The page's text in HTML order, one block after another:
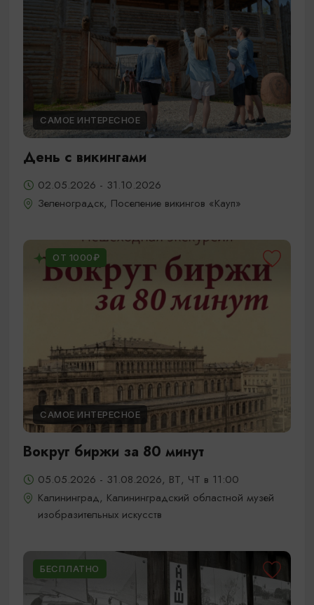
САМОЕ ИНТЕРЕСНОЕ
День с викингами
02.05.2026 - 31.10.2026
Зеленоградск, Поселение викингов «Кауп»
ОТ 1000₽
САМОЕ ИНТЕРЕСНОЕ
Вокруг биржи за 80 минут
05.05.2026 - 31.08.2026, ВТ, ЧТ в 11:00
Калининград, Калининградский областной музей
изобразительных искусств
БЕСПЛАТНО